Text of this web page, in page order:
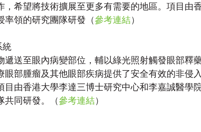
，希望將技術擴展至更多有需要的地區。項目由
率領的研究團隊研發 （參考連結）
統
遞送至眼內病變部位，輔以綠光照射觸發眼部釋
眼部腫瘤及其他眼部疾病提供了安全有效的非侵
目由香港大學李達三博士研究中心和李嘉誠醫學
同研發。
（參考連結）